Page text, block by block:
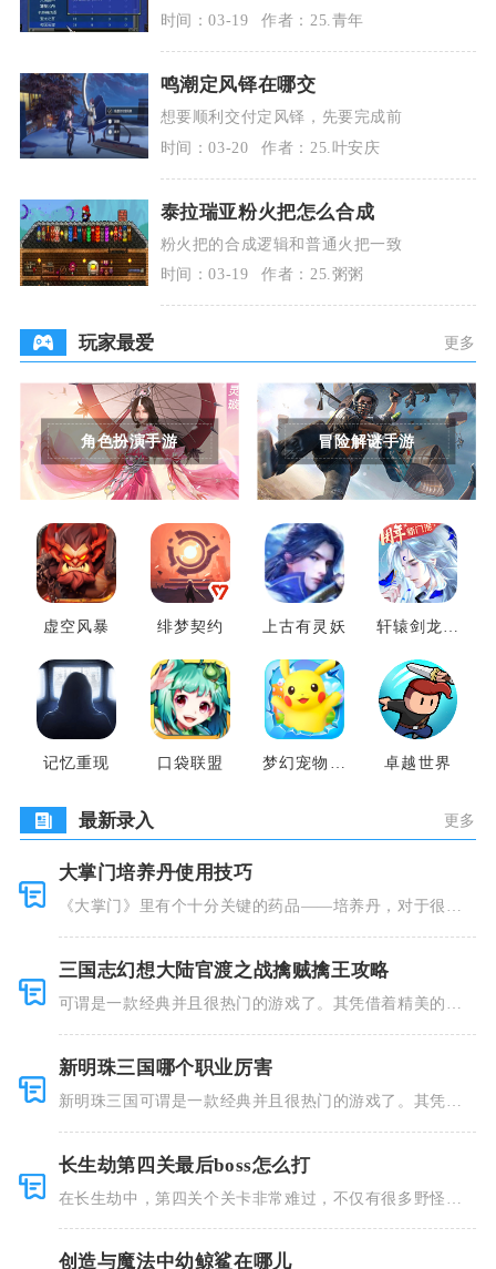
时间：03-19
作者：25.青年
鸣潮定风铎在哪交
想要顺利交付定风铎，先要完成前
时间：03-20
作者：25.叶安庆
泰拉瑞亚粉火把怎么合成
粉火把的合成逻辑和普通火把一致
时间：03-19
作者：25.粥粥
玩家最爱 更多
角色扮演手游 冒险解谜手游
虚空风暴 绯梦契约 上古有灵妖
轩辕剑龙舞
记忆重现 口袋联盟
梦幻宠物联
卓越世界
最新录入 更多
大掌门培养丹使用技巧
《大掌门》里有个十分关键的药品——培养丹，对于很多
三国志幻想大陆官渡之战擒贼擒王攻略
可谓是一款经典并且很热门的游戏了。其凭借着精美的画
新明珠三国哪个职业厉害
新明珠三国可谓是一款经典并且很热门的游戏了。其凭借
长生劫第四关最后boss怎么打
在长生劫中，第四关个关卡非常难过，不仅有很多野怪，
创造与魔法中幼鲸鲨在哪儿